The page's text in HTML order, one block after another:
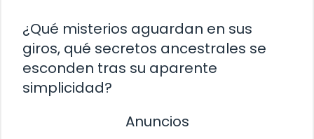
¿Qué misterios aguardan en sus
giros, qué secretos ancestrales se
esconden tras su aparente
simplicidad?
Anuncios